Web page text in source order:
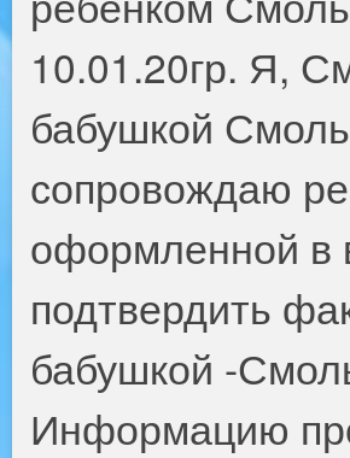
10.01.20гр. Я,
бабушкой
сопровождаю
оформленной в
подтвердить
бабушкой -
Информацию